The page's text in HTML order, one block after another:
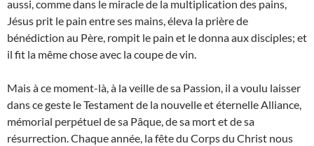
aussi, comme dans le miracle de la multiplication des pains,
Jésus prit le pain entre ses mains, éleva la prière de
bénédiction au Père, rompit le pain et le donna aux disciples; et
il fit la même chose avec la coupe de vin.
Mais à ce moment-là, à la veille de sa Passion, il a voulu laisser
dans ce geste le Testament de la nouvelle et éternelle Alliance,
mémorial perpétuel de sa Pâque, de sa mort et de sa
résurrection. Chaque année, la fête du Corps du Christ nous